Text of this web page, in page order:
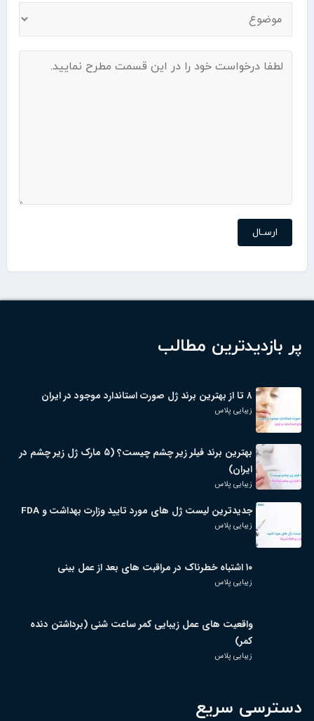
ارسـال
پر بازدیدترین مطالب
۸ تا از بهترین برند ژل صورت استاندارد موجود در ایران
زیبایی پلاس
بهترین برند فیلر زیر چشم چیست؟ (۵ مارک ژل زیر چشم در
ایران)
زیبایی پلاس
جدیدترین لیست ژل های مورد تایید وزارت بهداشت و FDA
زیبایی پلاس
۱۰ اشتباه خطرناک در مراقبت های بعد از عمل بینی
زیبایی پلاس
واقعیت های عمل زیبایی کمر ساعت شنی (برداشتن دنده
کمر)
زیبایی پلاس
دسترسی سریع